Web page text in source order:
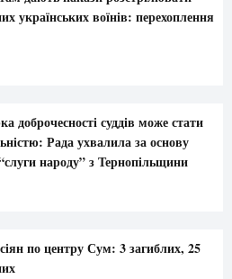
українських воїнів: перехоплення
доброчесності суддів може стати
Рада ухвалила за основу
народу” з Тернопільщини
по центру Сум: 3 загиблих, 25